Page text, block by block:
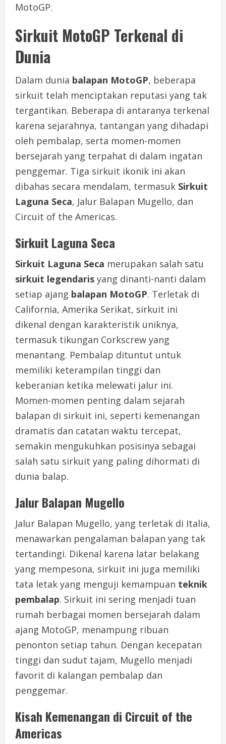
MotoGP.
Sirkuit MotoGP Terkenal di
Dunia
Dalam dunia balapan MotoGP, beberapa
sirkuit telah menciptakan reputasi yang tak
tergantikan. Beberapa di antaranya terkenal
karena sejarahnya, tantangan yang dihadapi
oleh pembalap, serta momen-momen
bersejarah yang terpahat di dalam ingatan
penggemar. Tiga sirkuit ikonik ini akan
dibahas secara mendalam, termasuk Sirkuit
Laguna Seca, Jalur Balapan Mugello, dan
Circuit of the Americas.
Sirkuit Laguna Seca
Sirkuit Laguna Seca merupakan salah satu
sirkuit legendaris yang dinanti-nanti dalam
setiap ajang balapan MotoGP. Terletak di
California, Amerika Serikat, sirkuit ini
dikenal dengan karakteristik uniknya,
termasuk tikungan Corkscrew yang
menantang. Pembalap dituntut untuk
memiliki keterampilan tinggi dan
keberanian ketika melewati jalur ini.
Momen-momen penting dalam sejarah
balapan di sirkuit ini, seperti kemenangan
dramatis dan catatan waktu tercepat,
semakin mengukuhkan posisinya sebagai
salah satu sirkuit yang paling dihormati di
dunia balap.
Jalur Balapan Mugello
Jalur Balapan Mugello, yang terletak di Italia,
menawarkan pengalaman balapan yang tak
tertandingi. Dikenal karena latar belakang
yang mempesona, sirkuit ini juga memiliki
tata letak yang menguji kemampuan teknik
pembalap. Sirkuit ini sering menjadi tuan
rumah berbagai momen bersejarah dalam
ajang MotoGP, menampung ribuan
penonton setiap tahun. Dengan kecepatan
tinggi dan sudut tajam, Mugello menjadi
favorit di kalangan pembalap dan
penggemar.
Kisah Kemenangan di Circuit of the
Americas